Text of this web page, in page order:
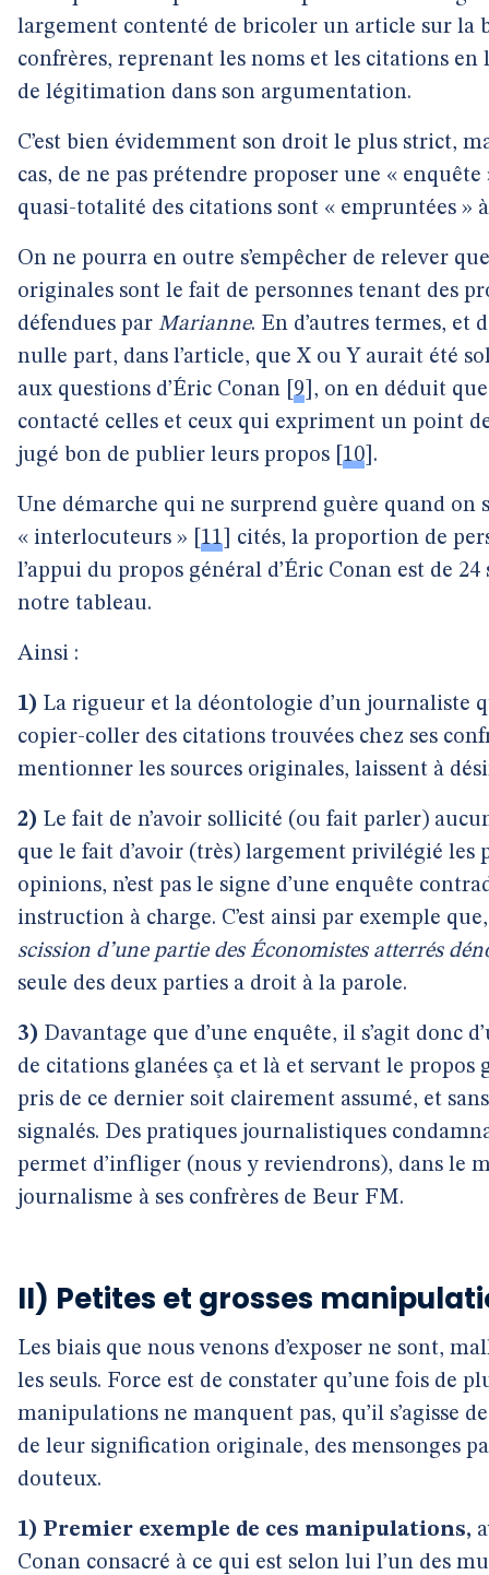
largement contenté de bricoler un article sur la
confrères, reprenant les noms et les citations
de légitimation dans son argumentation.
C’est bien évidemment son droit le plus strict,
cas, de ne pas prétendre proposer une «
quasi-totalité des citations sont « empruntées »
On ne pourra en outre s’empêcher de relever
originales sont le fait de personnes tenant des
défendues par Marianne. En d’autres termes, et
nulle part, dans l’article, que X ou Y aurait été
aux questions d’Éric Conan 9 , on en déduit
contacté celles et ceux qui expriment un point
jugé bon de publier leurs propos 10 .
Une démarche qui ne surprend guère quand on
« interlocuteurs »
11
cités, la proportion de
l’appui du propos général d’Éric Conan est de
notre tableau.
Ainsi :
1) La rigueur et la déontologie d’un journaliste
copier-coller des citations trouvées chez ses
mentionner les sources originales, laissent à
2) Le fait de n’avoir sollicité (ou fait parler)
que le fait d’avoir (très) largement privilégié les
opinions, n’est pas le signe d’une enquête
instruction à charge. C’est ainsi par exemple
scission d’une partie des Économistes atterrés
seule des deux parties a droit à la parole.
3) Davantage que d’une enquête, il s’agit donc
de citations glanées ça et là et servant le propos
pris de ce dernier soit clairement assumé, et
signalés. Des pratiques journalistiques
permet d’infliger (nous y reviendrons), dans le
journalisme à ses confrères de Beur FM.
II) Petites et grosses
Les biais que nous venons d’exposer ne sont,
les seuls. Force est de constater qu’une fois de
manipulations ne manquent pas, qu’il s’agisse
de leur signification originale, des mensonges
douteux.
1) Premier exemple de ces manipulations,
Conan consacré à ce qui est selon lui l’un des